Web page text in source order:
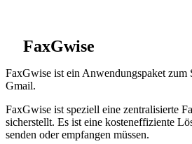
FaxGwise
FaxGwise ist ein Anwendungspaket
Gmail.
FaxGwise ist speziell eine zentralisierte
sicherstellt. Es ist eine kosteneffiziente
senden oder empfangen müssen.